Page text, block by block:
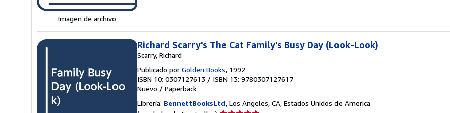
Imagen de archivo
Richard Scarry's The Cat Family's Busy Day (Look-Look)
Scarry, Richard
Publicado por Golden Books, 1992
ISBN 10: 0307127613 / ISBN 13: 9780307127617
Nuevo / Paperback
Librería: BennettBooksLtd, Los Angeles, CA, Estados Unidos de America